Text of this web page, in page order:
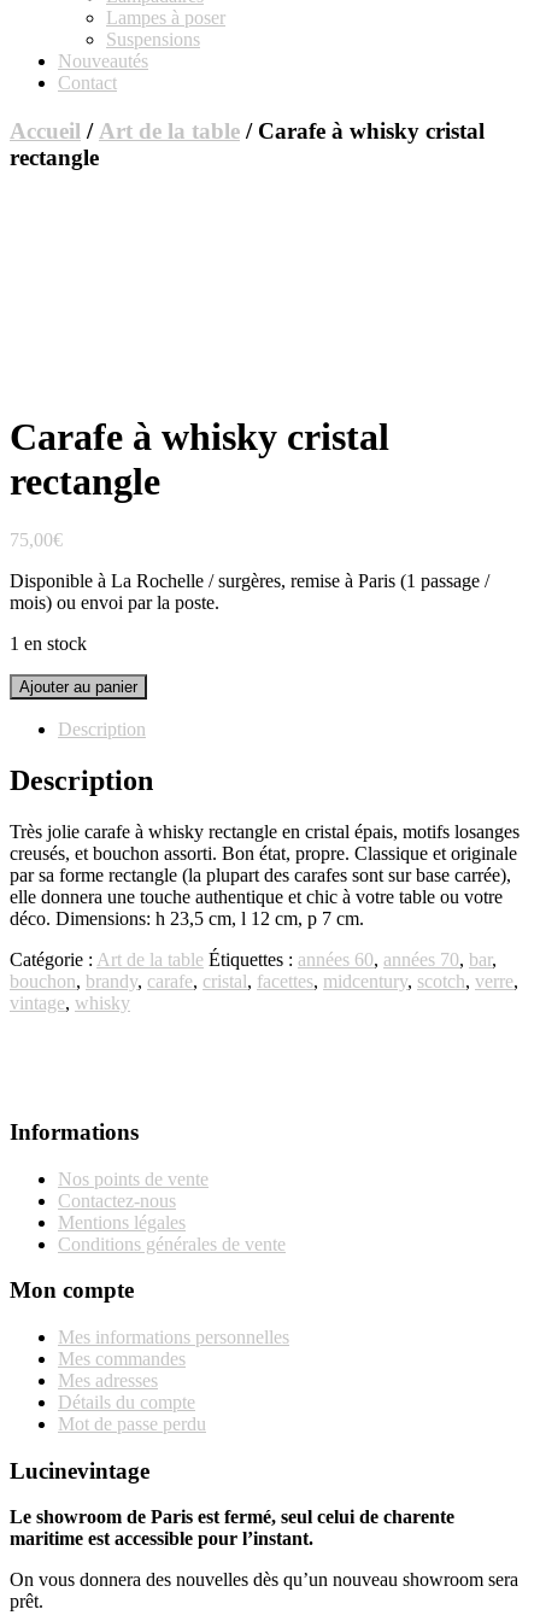
Lampes à poser
Suspensions
Nouveautés
Contact
Accueil / Art de la table / Carafe à whisky cristal
rectangle
Carafe à whisky cristal
rectangle
75,00€
Disponible à La Rochelle / surgères, remise à Paris (1 passage /
mois) ou envoi par la poste.
1 en stock
quantité
de
Carafe
whisky
cristal
Ajouter au panier
Description
Description
Très jolie carafe à whisky rectangle en cristal épais, motifs losanges
creusés, et bouchon assorti. Bon état, propre. Classique et originale
par sa forme rectangle (la plupart des carafes sont sur base carrée),
elle donnera une touche authentique et chic à votre table ou votre
déco. Dimensions: h 23,5 cm, l 12 cm, p 7 cm.
Catégorie : Art de la table Étiquettes : années 60, années 70, bar,
bouchon, brandy, carafe, cristal, facettes, midcentury, scotch, verre,
vintage, whisky
Informations
Nos points de vente
Contactez-nous
Mentions légales
Conditions générales de vente
Mon compte
Mes informations personnelles
Mes commandes
Mes adresses
Détails du compte
Mot de passe perdu
Lucinevintage
Le showroom de Paris est fermé, seul celui de charente
maritime est accessible pour l’instant.
On vous donnera des nouvelles dès qu’un nouveau showroom sera
prêt.